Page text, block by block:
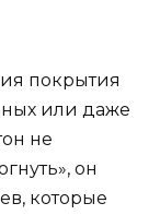
покрытия
или даже
не
он
которые